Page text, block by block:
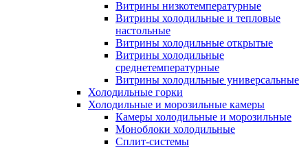
Витрины низкотемпературные
Витрины холодильные и тепловые
настольные
Витрины холодильные открытые
Витрины холодильные
среднетемпературные
Витрины холодильные универсальные
Холодильные горки
Холодильные и морозильные камеры
Камеры холодильные и морозильные
Моноблоки холодильные
Сплит-системы